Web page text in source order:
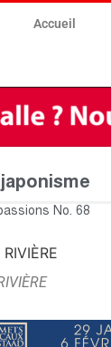
Accueil
No. 68